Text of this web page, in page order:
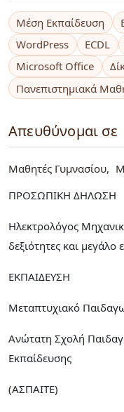
Μέση Εκπαίδευση
WordPress
ECDL
Microsoft Office
Πανεπιστημιακά
Απευθύνομαι σε
Μαθητές Γυμνασίου
ΠΡΟΣΩΠΙΚΗ ΔΗΛΩΣΗ
Ηλεκτρολόγος
δεξιότητες και μεγάλο
ΕΚΠΑΙΔΕΥΣΗ
Μεταπτυχιακό
Ανώτατη Σχολή
Εκπαίδευσης
(ΑΣΠΑΙΤΕ)